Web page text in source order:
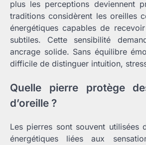
plus les perceptions deviennent
traditions considèrent les oreilles
énergétiques capables de
subtiles. Cette sensibilité
ancrage solide. Sans équilibre
difficile de distinguer intuition,
Quelle pierre protège
d’oreille ?
Les pierres sont souvent utilisées
énergétiques liées aux